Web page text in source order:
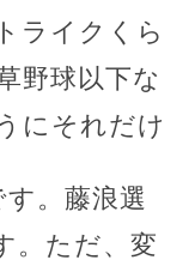
ライクくら
野球以下な
にそれだけ
。藤浪選
。ただ、変